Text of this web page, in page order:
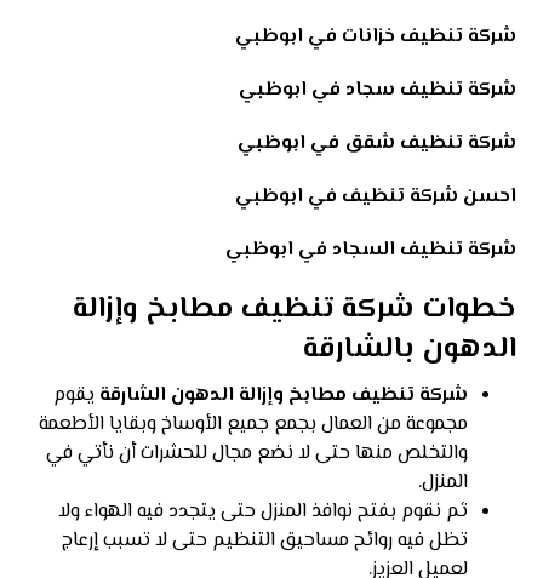
شركة تنظيف خزانات في ابوظبي
شركة تنظيف سجاد في ابوظبي
شركة تنظيف شقق في ابوظبي
احسن شركة تنظيف في ابوظبي
شركة تنظيف السجاد في ابوظبي
خطوات شركة تنظيف مطابخ وإزالة
الدهون بالشارقة
شركة تنظيف مطابخ وإزالة الدهون الشارقة يقوم
مجموعة من العمال بجمع جميع الأوساخ وبقايا الأطعمة
والتخلص منها حتى لا نضع مجال للحشرات أن نأتي في
المنزل.
ثم نقوم بفتح نوافذ المنزل حتى يتجدد فيه الهواء ولا
تظل فيه روائح مساحيق التنظيم حتى لا تسبب إرعاج
لعميل العزيز.